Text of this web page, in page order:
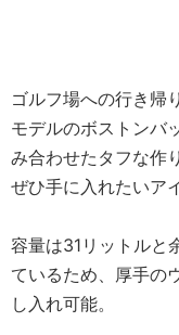
ゴルフ場への行き帰
モデルのボストンバ
み合わせたタフな作
ぜひ手に入れたいア
容量は31リットルと
ているため、厚手の
し入れ可能。